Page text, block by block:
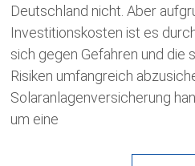
Deutschland nicht. Aber
Investitionskosten ist es
sich gegen Gefahren und die
Risiken umfangreich
Solaranlagenversicherung
um eine